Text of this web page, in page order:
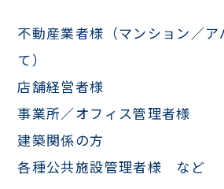
不動産業者様（マンション／
て）
店舗経営者様
事業所／オフィス管理者様
建築関係の方
各種公共施設管理者様 など